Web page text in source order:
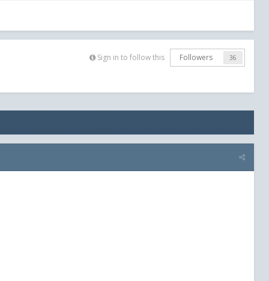
Sign in to follow this Followers 36